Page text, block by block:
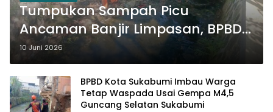
Tumpukan Sampah Picu
Ancaman Banjir Limpasan, BPBD
Kota Sukabumi Lakukan Aksi
Bersih Drainase
10 Juni 2026
BPBD Kota Sukabumi Imbau Warga
Tetap Waspada Usai Gempa M4,5
Guncang Selatan Sukabumi